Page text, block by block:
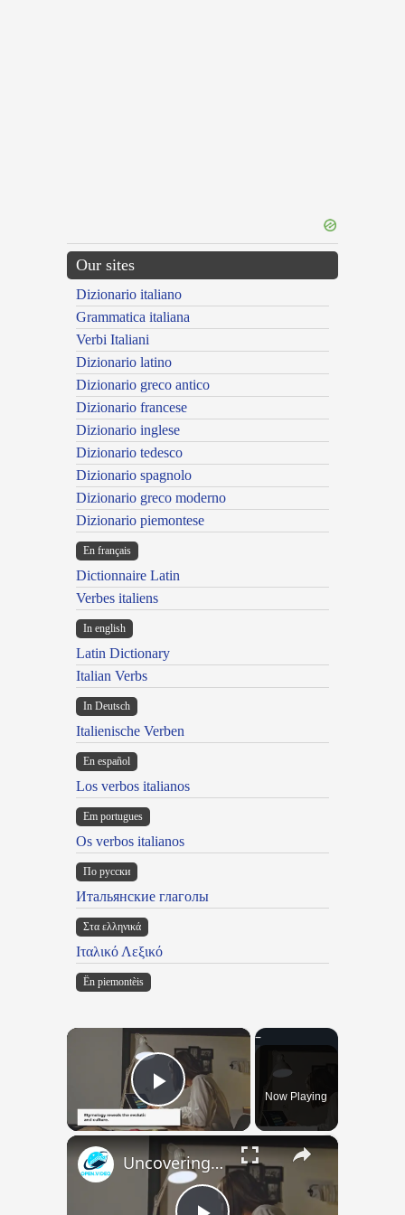
Our sites
Dizionario italiano
Grammatica italiana
Verbi Italiani
Dizionario latino
Dizionario greco antico
Dizionario francese
Dizionario inglese
Dizionario tedesco
Dizionario spagnolo
Dizionario greco moderno
Dizionario piemontese
En français
Dictionnaire Latin
Verbes italiens
In english
Latin Dictionary
Italian Verbs
In Deutsch
Italienische Verben
En español
Los verbos italianos
Em portugues
Os verbos italianos
По русски
Итальянские глаголы
Στα ελληνικά
Ιταλικό Λεξικό
Ën piemontèis
×
Play VideoNow Playing
×
Uncovering the Fascinating Origins of Words: A Journey Through Time with Dictionaries